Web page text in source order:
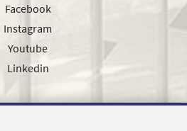
Facebook
Instagram
Youtube
Linkedin